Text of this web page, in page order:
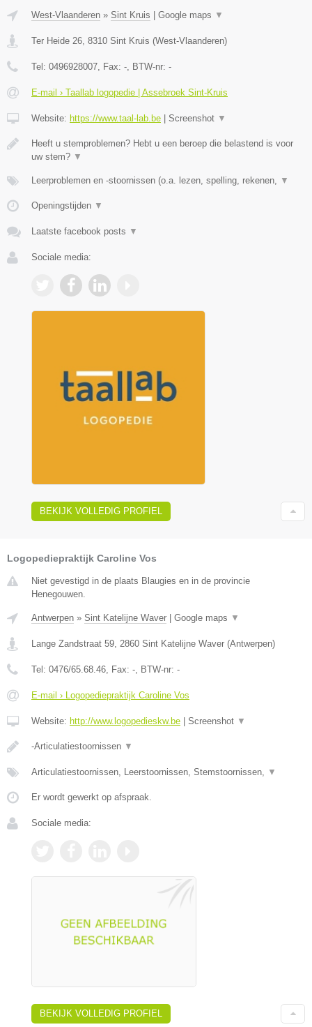
West-Vlaanderen » Sint Kruis Google maps ▼
Ter Heide 26, 8310 Sint Kruis (West-Vlaanderen)
Tel: 0496928007, Fax: -, BTW-nr: -
E-mail › Taallab logopedie | Assebroek Sint-Kruis
Website: https://www.taal-lab.be Screenshot ▼
Heeft u stemproblemen? Hebt u een beroep die belastend is voor
uw stem? ▼
Leerproblemen en -stoornissen (o.a. lezen, spelling, rekenen, ▼
Openingstijden ▼
Laatste facebook posts ▼
Sociale media:
BEKIJK VOLLEDIG PROFIEL
Logopediepraktijk Caroline Vos
Niet gevestigd in de plaats Blaugies en in de provincie
Henegouwen.
Antwerpen » Sint Katelijne Waver Google maps ▼
Lange Zandstraat 59, 2860 Sint Katelijne Waver (Antwerpen)
Tel: 0476/65.68.46, Fax: -, BTW-nr: -
E-mail › Logopediepraktijk Caroline Vos
Website: http://www.logopedieskw.be Screenshot ▼
-Articulatiestoornissen ▼
Articulatiestoornissen, Leerstoornissen, Stemstoornissen, ▼
Er wordt gewerkt op afspraak.
Sociale media:
BEKIJK VOLLEDIG PROFIEL